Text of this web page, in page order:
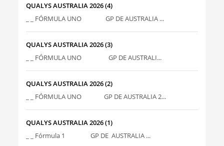
QUALYS AUSTRALIA 2026 (4)
_ _ FÓRMULA UNO GP DE AUSTRALIA ...
QUALYS AUSTRALIA 2026 (3)
_ _ FÓRMULA UNO GP DE AUSTRALI...
QUALYS AUSTRALIA 2026 (2)
_ _ FÓRMULA UNO GP DE AUSTRALIA 2...
QUALYS AUSTRALIA 2026 (1)
_ _ Fórmula 1 GP DE AUSTRALIA ...